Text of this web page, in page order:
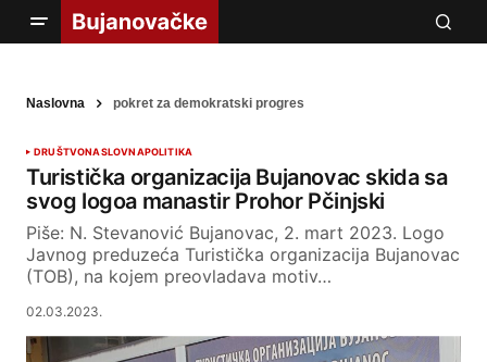
Naslovna pokret za demokratski progres
DRUŠTVONASLOVNAPOLITIKA
Turistička organizacija Bujanovac skida sa
svog logoa manastir Prohor Pčinjski
Piše: N. Stevanović Bujanovac, 2. mart 2023. Logo
Javnog preduzeća Turistička organizacija Bujanovac
(TOB), na kojem preovladava motiv…
02.03.2023.